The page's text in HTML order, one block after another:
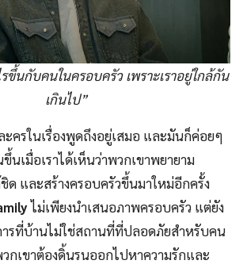
รขึ้นกับคนในครอบครัว เพราะเราอยู่ใกล้กัน
เกินไป”
ครในเรื่องพูดถึงอยู่เสมอ และมันก็ค่อยๆ
นเมื่อเราได้เห็นว่าพวกเขาพยายาม
ด และสร้างครอบครัวขึ้นมาใหม่อีกครั้ง
ไม่เพียงนำเสนอภาพครอบครัว แต่ยัง
ารที่บ้านไม่ใช่สถานที่ที่ปลอดภัยสำหรับคน
กเขาต้องดิ้นรนออกไปหาความรักและ